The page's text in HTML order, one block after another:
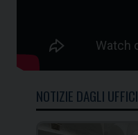
NOTIZIE DAGLI UFFICI